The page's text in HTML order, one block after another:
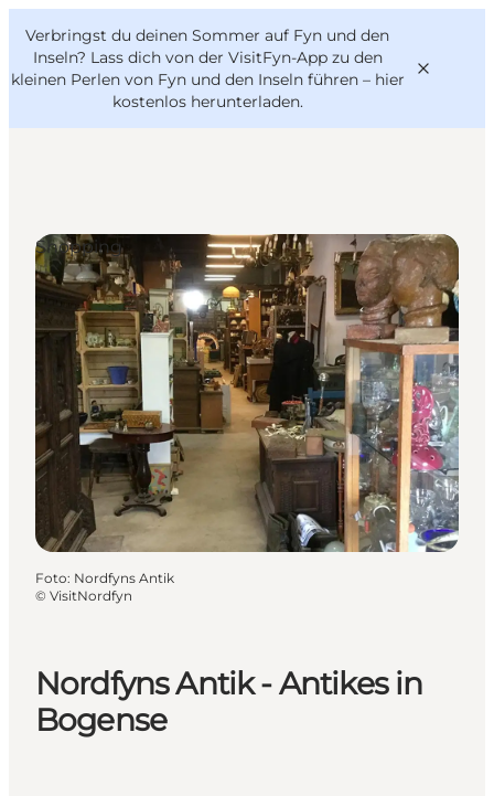
Verbringst du deinen Sommer auf Fyn und den
Inseln? Lass dich von der VisitFyn-App zu den
kleinen Perlen von Fyn und den Inseln führen – hier
kostenlos herunterladen.
Reise Ideen
Outdoor & bike
Essen & trinken
Übernachtung
VisitFyn
Deutsch
Nordfyns Antik - Antikes in
Bogense
Shopping
Foto: Nordfyns Antik
© VisitNordfyn